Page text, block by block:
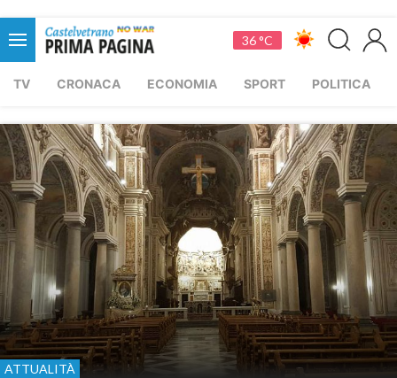
36 °C
TV CRONACA ECONOMIA SPORT POLITICA
ATTUALITÀ